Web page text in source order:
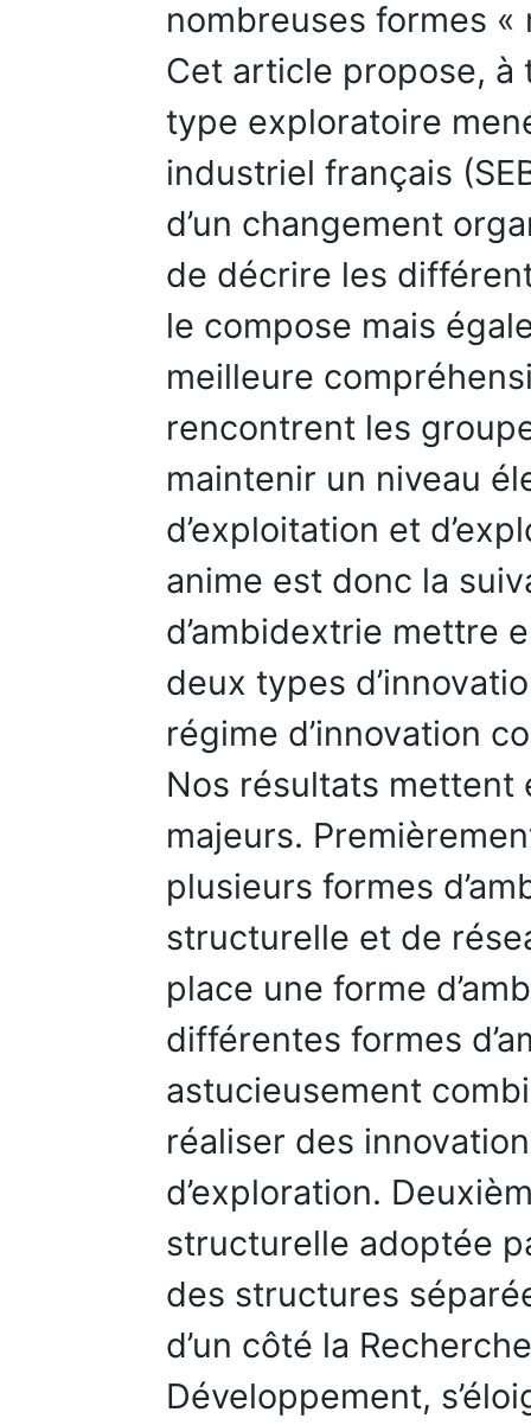
nombreuses formes
Cet article propose, à
type exploratoire
industriel français
d’un changement
de décrire les
le compose mais
meilleure
rencontrent les
maintenir un niveau
d’exploitation et
anime est donc la
d’ambidextrie mettre
deux types
régime d’innovation
Nos résultats
majeurs.
plusieurs formes
structurelle et de
place une forme
différentes formes
astucieusement
réaliser des
d’exploration.
structurelle adoptée
des structures
d’un côté la
Développement,